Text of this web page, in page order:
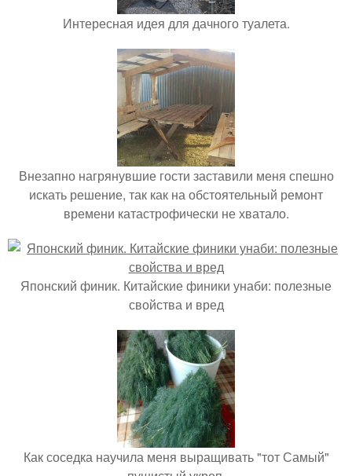
Интересная идея для дачного туалета.
Внезапно нагрянувшие гости заставили меня спешно
искать решение, так как на обстоятельный ремонт
времени катастрофически не хватало.
Японский финик. Китайские финики унаби: полезные
свойства и вред
Как соседка научила меня выращивать "тот Самый"